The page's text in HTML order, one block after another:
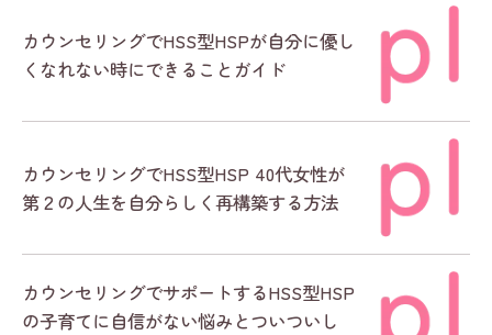
カウンセリングでHSS型HSPが自分に優し
くなれない時にできることガイド
カウンセリングでHSS型HSP 40代女性が
第２の人生を自分らしく再構築する方法
カウンセリングでサポートするHSS型HSP
の子育てに自信がない悩みとついついし